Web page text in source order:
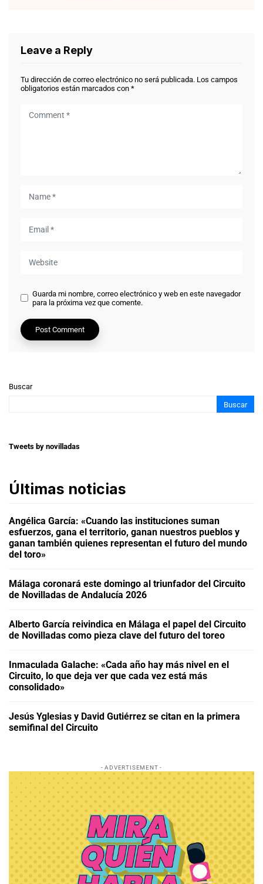
Leave a Reply
Tu dirección de correo electrónico no será publicada. Los campos
obligatorios están marcados con *
Guarda mi nombre, correo electrónico y web en este navegador
para la próxima vez que comente.
Buscar
Buscar
Tweets by novilladas
Últimas noticias
Angélica García: «Cuando las instituciones suman
esfuerzos, gana el territorio, ganan nuestros pueblos y
ganan también quienes representan el futuro del mundo
del toro»
Málaga coronará este domingo al triunfador del Circuito
de Novilladas de Andalucía 2026
Alberto García reivindica en Málaga el papel del Circuito
de Novilladas como pieza clave del futuro del toreo
Inmaculada Galache: «Cada año hay más nivel en el
Circuito, lo que deja ver que cada vez está más
consolidado»
Jesús Yglesias y David Gutiérrez se citan en la primera
semifinal del Circuito
- ADVERTISEMENT -